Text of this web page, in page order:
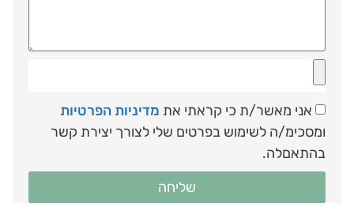
אני מאשר/ת כי קראתי את מדיניות הפרטיות
ומסכימ/ה לשימוש בפרטים שלי לצורך יצירת קשר
בהתאםלה.
שליחה